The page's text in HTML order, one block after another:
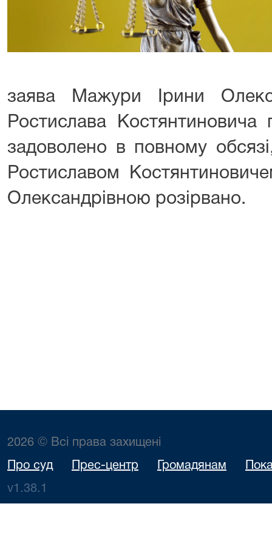
заява Мажури Ірини
Ростислава
задоволено в повному
Ростиславом
Олександрівною розірвано.
2026 © Всі права захищені
Про суд Прес-центр Громадянам
v1.38.1